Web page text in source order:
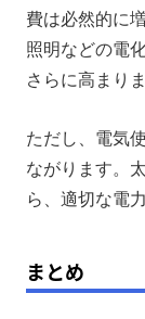
費は必然的に
照明などの電
さらに高まりま
ただし、電気
ながります。
ら、適切な電
まとめ